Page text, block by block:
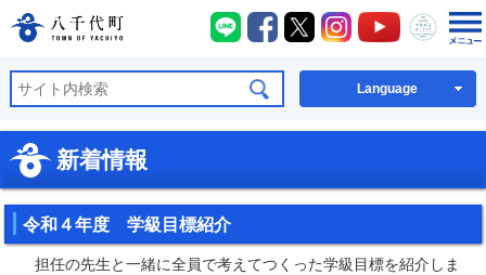
八千代町公式ホームページ
八千代町LINE
八千代町Facebook
八千代町X八千代町Instagram
八千代町
八千
Language
新着情報
令和４年度 学級目標紹介
担任の先生と一緒に全員で考えてつくった学級目標を紹介しま